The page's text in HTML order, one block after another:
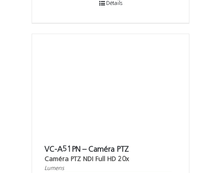
Détails
VC-A51PN – Caméra PTZ
Caméra PTZ NDI Full HD 20x
Lumens